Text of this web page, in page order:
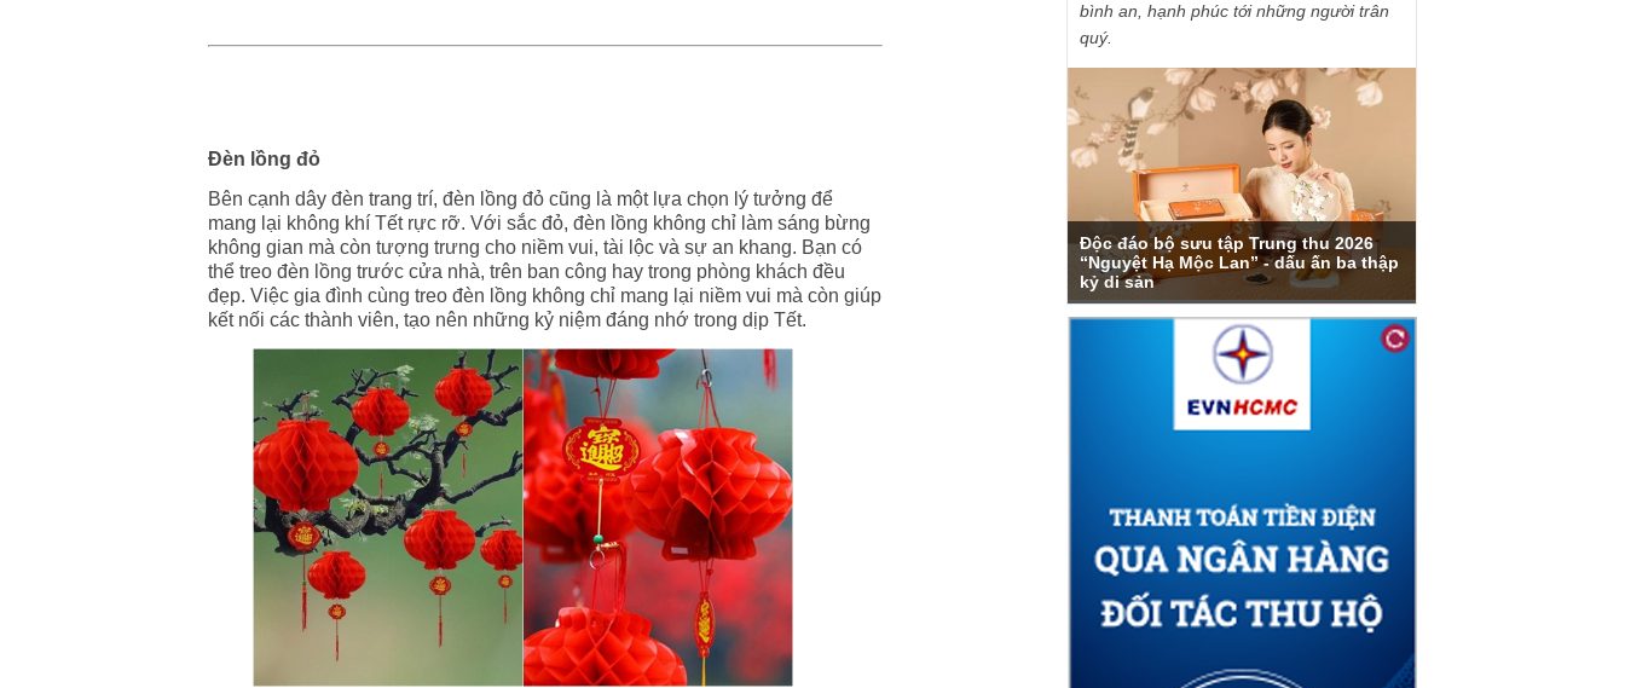
Đèn lồng đỏ
Bên cạnh dây đèn trang trí, đèn lồng đỏ cũng là một lựa chọn lý tưởng để
mang lại không khí Tết rực rỡ. Với sắc đỏ, đèn lồng không chỉ làm sáng bừng
không gian mà còn tượng trưng cho niềm vui, tài lộc và sự an khang. Bạn có
thể treo đèn lồng trước cửa nhà, trên ban công hay trong phòng khách đều
đẹp. Việc gia đình cùng treo đèn lồng không chỉ mang lại niềm vui mà còn giúp
kết nối các thành viên, tạo nên những kỷ niệm đáng nhớ trong dịp Tết.
bình an, hạnh phúc tới những người trân
quý.
Độc đáo bộ sưu tập Trung thu 2026
“Nguyệt Hạ Mộc Lan” - dấu ấn ba thập
kỷ di sản